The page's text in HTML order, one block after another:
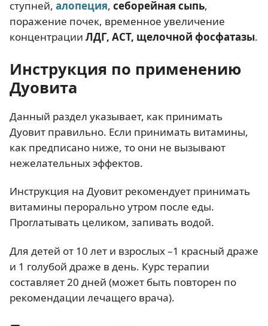
ступней, алопеция, себорейная сыпь,
поражение почек, временное увеличение
концентрации ЛДГ, АСТ, щелочной фосфатазы.
Инструкция по применению
Дуовита
Данный раздел указывает, как принимать
Дуовит правильно. Если принимать витамины,
как предписано ниже, то они не вызывают
нежелательных эффектов.
Инструкция на Дуовит рекомендует принимать
витамины перорально утром после еды.
Проглатывать целиком, запивать водой.
Для детей от 10 лет и взрослых –1 красный драже
и 1 голубой драже в день. Курс терапии
составляет 20 дней (может быть повторен по
рекомендации лечащего врача).